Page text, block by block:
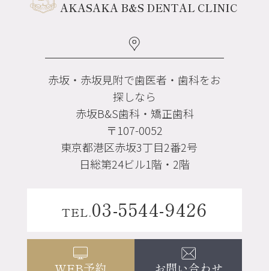
AKASAKA B&S DENTAL CLINIC
赤坂・赤坂見附で歯医者・歯科をお
探しなら
赤坂B&S歯科・矯正歯科
〒107-0052
東京都港区赤坂3丁目2番2号
日総第24ビル1階・2階
TEL. 03-5544-9426
WEB予約 お問い合わせ